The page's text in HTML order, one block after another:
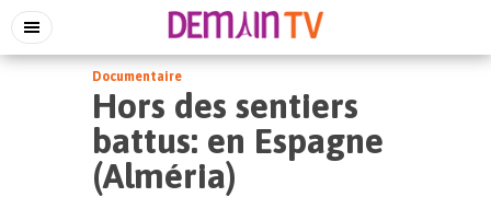
Documentaire
Hors des sentiers
battus: en Espagne
(Alméria)